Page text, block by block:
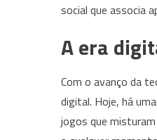
social que associa
A era
Com o avanço da
digital. Hoje, há
jogos que